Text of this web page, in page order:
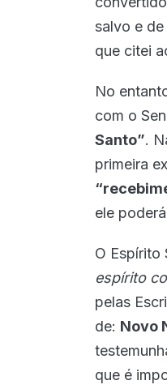
salvo e
que citei
No
com o
Santo”.
primeira
ele
O Espírito
espírito
pelas
de: Novo
que é